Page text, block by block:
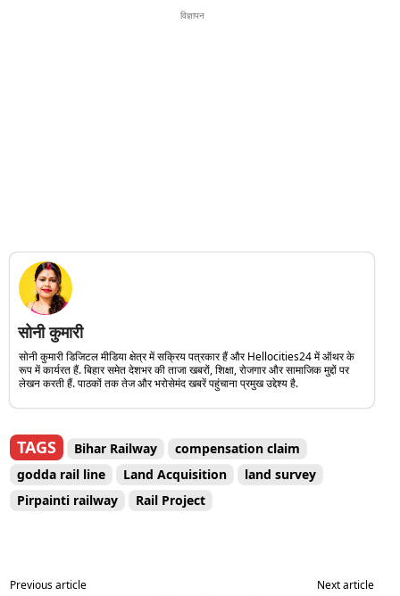
विज्ञापन
सोनी कुमारी
सोनी कुमारी डिजिटल मीडिया क्षेत्र में सक्रिय पत्रकार हैं और Hellocities24 में ऑथर के
रूप में कार्यरत हैं. बिहार समेत देशभर की ताजा खबरों, शिक्षा, रोजगार और सामाजिक मुद्दों पर
लेखन करती हैं. पाठकों तक तेज और भरोसेमंद खबरें पहुंचाना प्रमुख उद्देश्य है.
TAGS Bihar Railway
compensation claim
godda rail line
Land Acquisition
land survey
Pirpainti railway
Rail Project
Previous article Next article